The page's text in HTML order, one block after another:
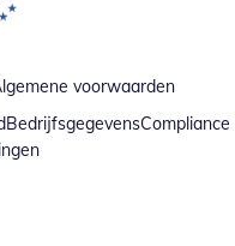
venster
in nieuw venster
voorwaarden
BedrijfsgegevensCompliance